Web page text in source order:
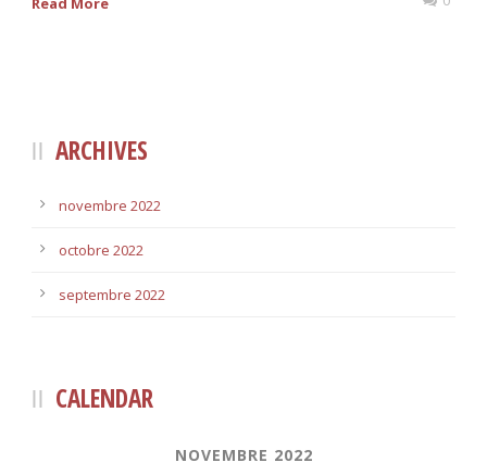
ARCHIVES
novembre 2022
octobre 2022
septembre 2022
CALENDAR
NOVEMBRE 2022